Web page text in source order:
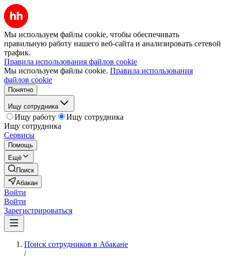
Мы используем файлы cookie, чтобы обеспечивать
правильную работу нашего веб-сайта и анализировать сетевой
трафик.
Правила использования файлов cookie
Мы используем файлы cookie. Правила использования
файлов cookie
Понятно
Ищу сотрудника
Ищу работу
Ищу сотрудника
Ищу сотрудника
Сервисы
Помощь
Ещё
Поиск
Абакан
Войти
Войти
Зарегистрироваться
Поиск сотрудников в Абакане
/